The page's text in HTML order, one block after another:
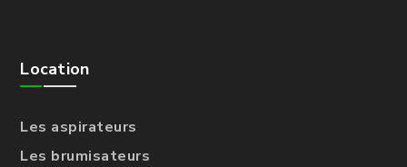
Location
Les aspirateurs
Les brumisateurs